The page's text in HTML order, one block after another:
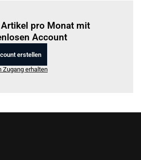
Artikel pro Monat mit
Account
erstellen
Zugang erhalten